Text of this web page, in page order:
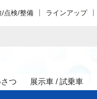
/点検/整備 ラインアップ
つ 展示車 / 試乗車